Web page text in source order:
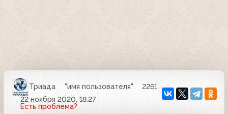
Триада "имя пользователя"
2261
22 ноября 2020, 18:27
Есть проблема?